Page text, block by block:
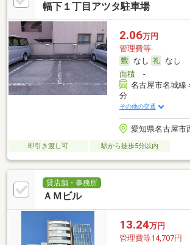
幅下１丁目アツタ駐車場
2.06万円
管理費等-
なし
なし
面積-
名古屋市名城線
分
その他の交通
愛知県名古屋市
即引き渡し可 駅から徒歩5分以内
貸店舗・事務所
ＡＭビル
13.24万円
管理費等14,707円